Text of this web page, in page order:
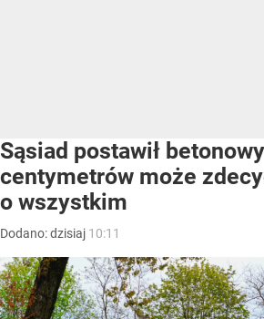
Sąsiad postawił
centymetrów może
o wszystkim
Dodano:dzisiaj 10:11